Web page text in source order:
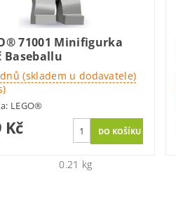
71001 Minifigurka
Baseballu
(skladem u dodavatele)
LEGO®
Kč
0.21 kg